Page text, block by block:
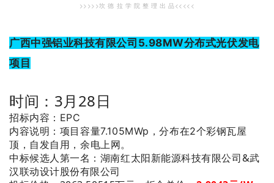
>>>>>坎 德 拉 学 院 整 理 出 品<<<<<
广西中强铝业科技有限公司5.98MW分布式光伏发电
项目
时间：3月28日
招标内容：EPC
内容说明：项目容量7.105MWp，分布在2个彩钢瓦屋
顶，自发自用，余电上网。
中标候选人第一名 ：湖南红太阳新能源科技有限公司&武
汉联动设计股份有限公司